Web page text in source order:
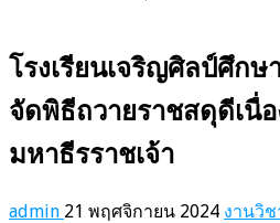
โรงเรียนเจริญศิลป์ศึก
จัดพิธีถวายราชสดุดีเนื่
มหาธีรราชเจ้า
admin 21 พฤศจิกายน 2024 งานวิช